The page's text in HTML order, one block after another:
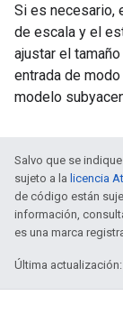
Si es necesario,
de escala y el
ajustar el
entrada de
modelo
Salvo que se
sujeto a la licencia
de código están
información,
es una marca
Última actualización: